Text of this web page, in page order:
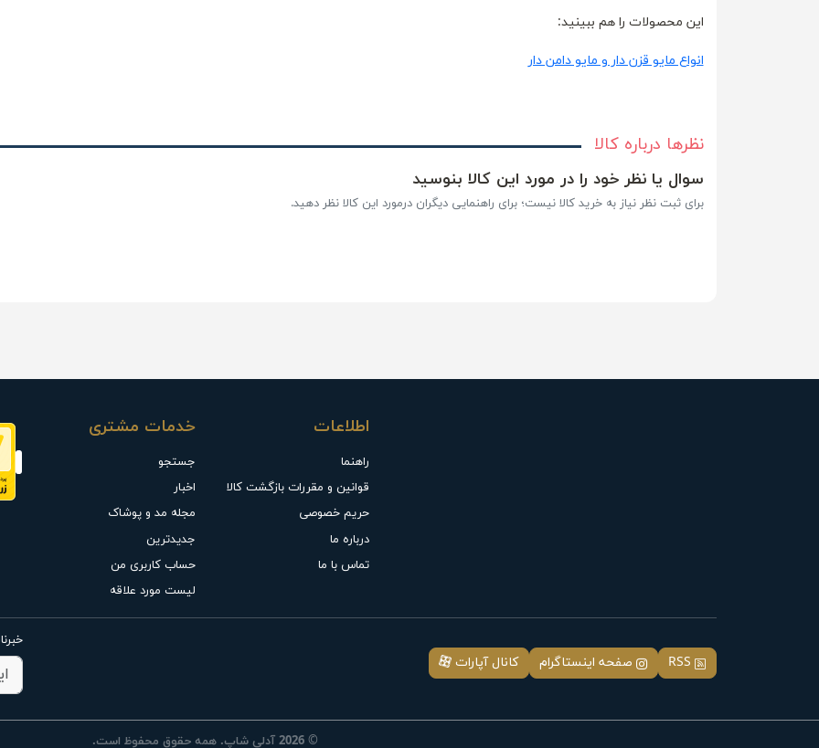
این محصولات را هم ببینید:
انواع مایو قزن دار و مایو دامن دار
نظرها درباره کالا
سوال یا نظر خود را در مورد این کالا بنوسید
برای ثبت نظر نیاز به خرید کالا نیست؛ برای راهنمایی دیگران درمورد این کالا نظر دهید.
اطلاعات
راهنما
قوانین و مقررات بازگشت کالا
حریم خصوصی
درباره ما
تماس با ما
خدمات مشتری
جستجو
اخبار
مجله مد و پوشاک
جدیدترین
حساب کاربری من
لیست مورد علاقه
RSS صفحه اینستاگرام کانال آپارات
© 2026 آدلی شاپ. همه حقوق محفوظ است.